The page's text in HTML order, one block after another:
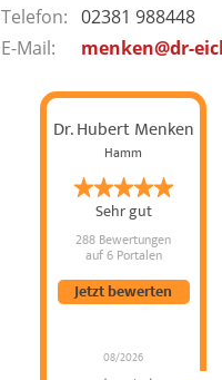
Telefon: 02381 988448
E-Mail:
menken@dr-
Dr. Hubert Menken
Hamm
Sehr gut
288 Bewertungen
auf 6 Portalen
08/2026
Jetzt bewerten